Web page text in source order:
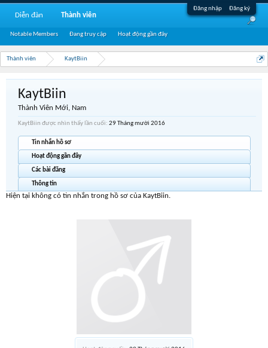
Đăng nhập Đăng ký
Thành viên KaytBiin
KaytBiin
Thành Viên Mới, Nam
KaytBiin được nhìn thấy lần cuối: 29 Tháng mười 2016
Tin nhắn hồ sơ
Hoạt động gần đây
Các bài đăng
Thông tin
Hiện tại không có tin nhắn trong hồ sơ của KaytBiin.
Diễn đàn Thành viên
Notable Members Đang truy cập Hoạt động gần đây